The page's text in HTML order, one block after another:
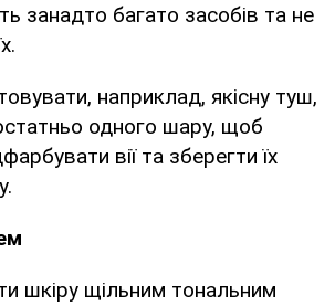
занадто багато засобів та не
наприклад, якісну туш,
одного шару, щоб
вії та зберегти їх
шкіру щільним тональним